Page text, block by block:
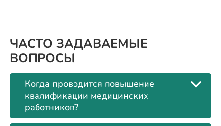
ЧАСТО ЗАДАВАЕМЫЕ
ВОПРОСЫ
Когда проводится повышение
квалификации медицинских
работников?